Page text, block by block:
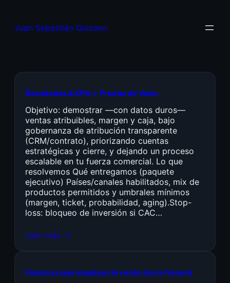
Juan Sebastián Quiceno
Resultados & KPIs + Prueba de Valor
Objetivo: demostrar —con datos duros—
ventas atribuibles, margen y caja, bajo
gobernanza de atribución transparente
(CRM/contrato), priorizando cuentas
estratégicas y cierre, y dejando un proceso
escalable en tu fuerza comercial. Lo que
resolvemos Qué entregamos (paquete
ejecutivo) Países/canales habilitados, mix de
productos permitidos y umbrales mínimos
(margen, ticket, probabilidad, aging).Stop-
loss: bloqueo de inversión si CAC…
Leer más →
Finanzas que impulsan la venta (no la frenan)